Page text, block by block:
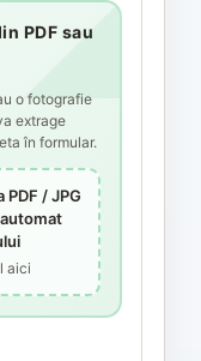
PDF sau
o fotografie
extrage
în formular.
/ JPG
aici